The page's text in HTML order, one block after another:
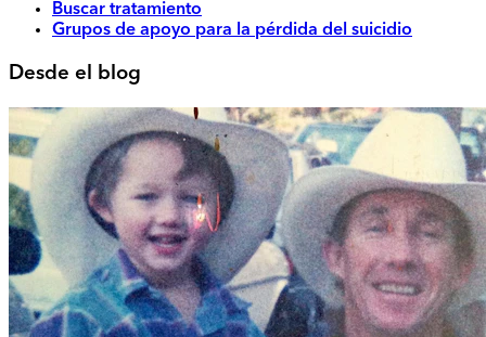
Buscar tratamiento
Grupos de apoyo para la pérdida del suicidio
Desde el blog